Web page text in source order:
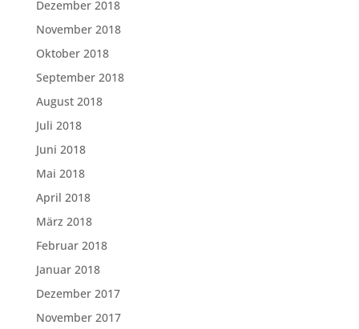
Dezember 2018
November 2018
Oktober 2018
September 2018
August 2018
Juli 2018
Juni 2018
Mai 2018
April 2018
März 2018
Februar 2018
Januar 2018
Dezember 2017
November 2017